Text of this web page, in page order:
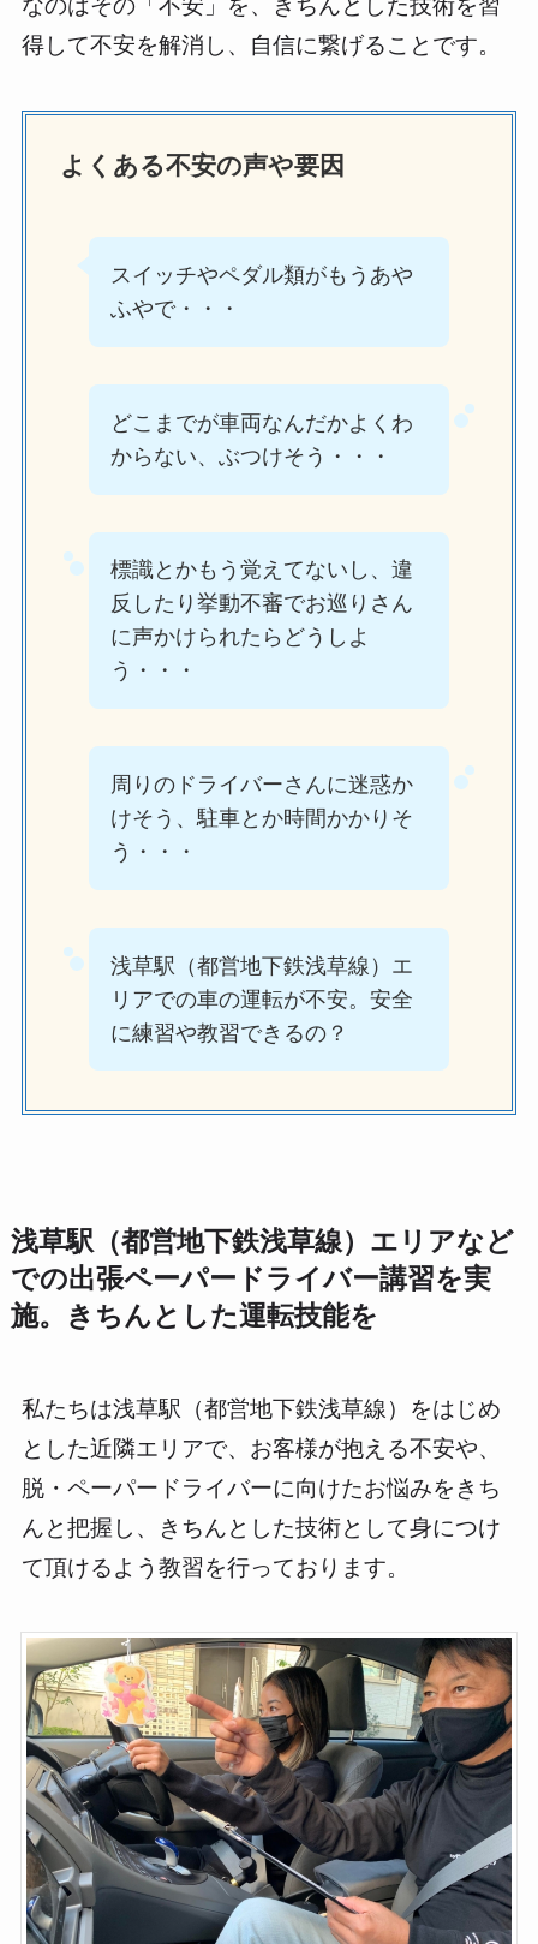
なのはその「不安」を、きちんとした技術を習
得して不安を解消し、自信に繋げることです。
よくある不安の声や要因
スイッチやペダル類がもうあや
ふやで・・・
どこまでが車両なんだかよくわ
からない、ぶつけそう・・・
標識とかもう覚えてないし、違
反したり挙動不審でお巡りさん
に声かけられたらどうしよ
う・・・
周りのドライバーさんに迷惑か
けそう、駐車とか時間かかりそ
う・・・
浅草駅（都営地下鉄浅草線）エ
リアでの車の運転が不安。安全
に練習や教習できるの？
浅草駅（都営地下鉄浅草線）エリアなど
での出張ペーパードライバー講習を実
施。きちんとした運転技能を
私たちは浅草駅（都営地下鉄浅草線）をはじめ
とした近隣エリアで、お客様が抱える不安や、
脱・ペーパードライバーに向けたお悩みをきち
んと把握し、きちんとした技術として身につけ
て頂けるよう教習を行っております。